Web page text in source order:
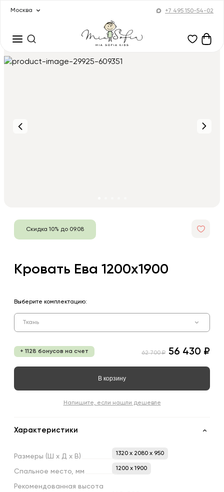
Москва +7 495 150-54-02
Скидка 10% до 09.08
Кровать Ева 1200х1900
Выберите комплектацию:
Ткань
+ 1128 бонусов на счет 62 700 ₽ 56 430 ₽
В корзину
Напишите, если нашли дешевле
Характеристики
Размеры (Ш х Д х В) 1320 x 2080 x 950
Спальное место, мм 1200 х 1900
Рекомендованная высота